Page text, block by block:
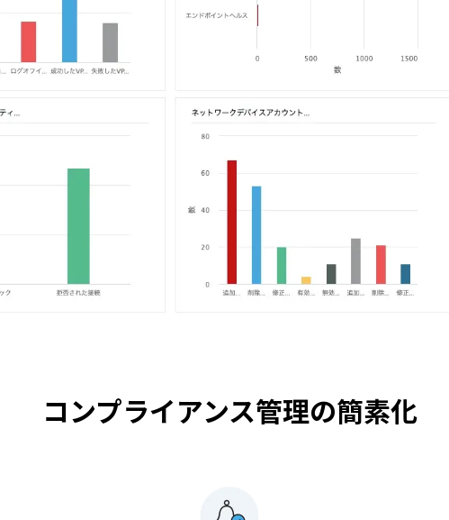
コンプライアンス管理の簡素化